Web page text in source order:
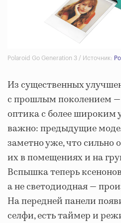
Polaroid Go Generation 3 / Источник:
Из существенных
с прошлым поколением —
оптика с более широким
важно: предыдущие
заметно уже, что сильно
их в помещениях и на
Вспышка теперь
а не светодиодная —
На передней панели
селфи, есть таймер и